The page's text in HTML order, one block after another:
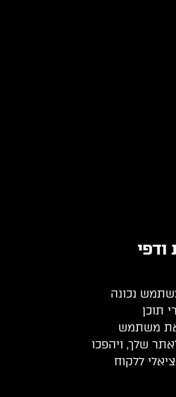
נכונה
תוכן
את משתמש
שלך, ויהפכו
ללקוח